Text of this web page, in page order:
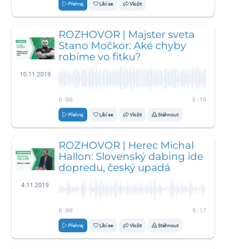
Přehraj Líbí se Vložit
10.11.2019
ROZHOVOR | Majster sveta
Stano Močkor: Aké chyby
robíme vo fitku?
0:00 6:19
Přehraj Líbí se Vložit Stáhnout
4.11.2019
ROZHOVOR | Herec Michal
Hallon: Slovenský dabing ide
dopredu, český upadá
0:00 9:17
Přehraj Líbí se Vložit Stáhnout